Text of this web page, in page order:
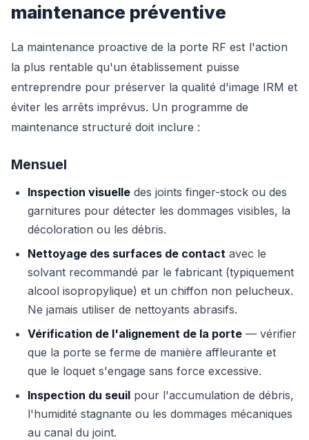
maintenance préventive
La maintenance proactive de la porte RF est l'action
la plus rentable qu'un établissement puisse
entreprendre pour préserver la qualité d'image IRM et
éviter les arrêts imprévus. Un programme de
maintenance structuré doit inclure :
Mensuel
Inspection visuelle des joints finger-stock ou des
garnitures pour détecter les dommages visibles, la
décoloration ou les débris.
Nettoyage des surfaces de contact avec le
solvant recommandé par le fabricant (typiquement
alcool isopropylique) et un chiffon non pelucheux.
Ne jamais utiliser de nettoyants abrasifs.
Vérification de l'alignement de la porte — vérifier
que la porte se ferme de manière affleurante et
que le loquet s'engage sans force excessive.
Inspection du seuil pour l'accumulation de débris,
l'humidité stagnante ou les dommages mécaniques
au canal du joint.